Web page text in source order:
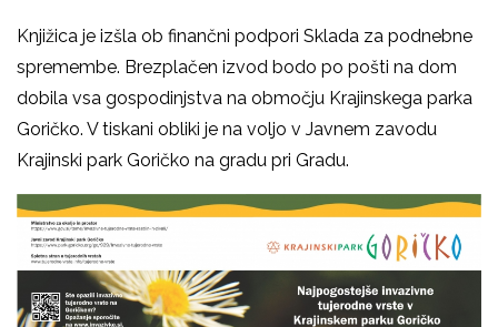
Knjižica je izšla ob finančni podpori Sklada za podnebne
spremembe. Brezplačen izvod bodo po pošti na dom
dobila vsa gospodinjstva na območju Krajinskega parka
Goričko. V tiskani obliki je na voljo v Javnem zavodu
Krajinski park Goričko na gradu pri Gradu.